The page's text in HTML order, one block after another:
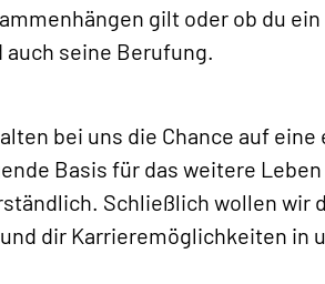
gilt oder ob du
seine Berufung.
bei uns die Chance auf eine
Basis für das weitere
Schließlich wollen wir
dir Karrieremöglichkeiten in